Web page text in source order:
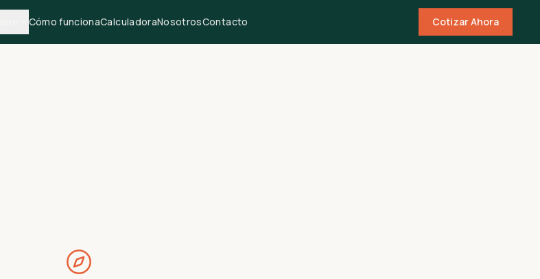
Cómo funcionaCalculadoraNosotrosContacto Cotizar Ahora